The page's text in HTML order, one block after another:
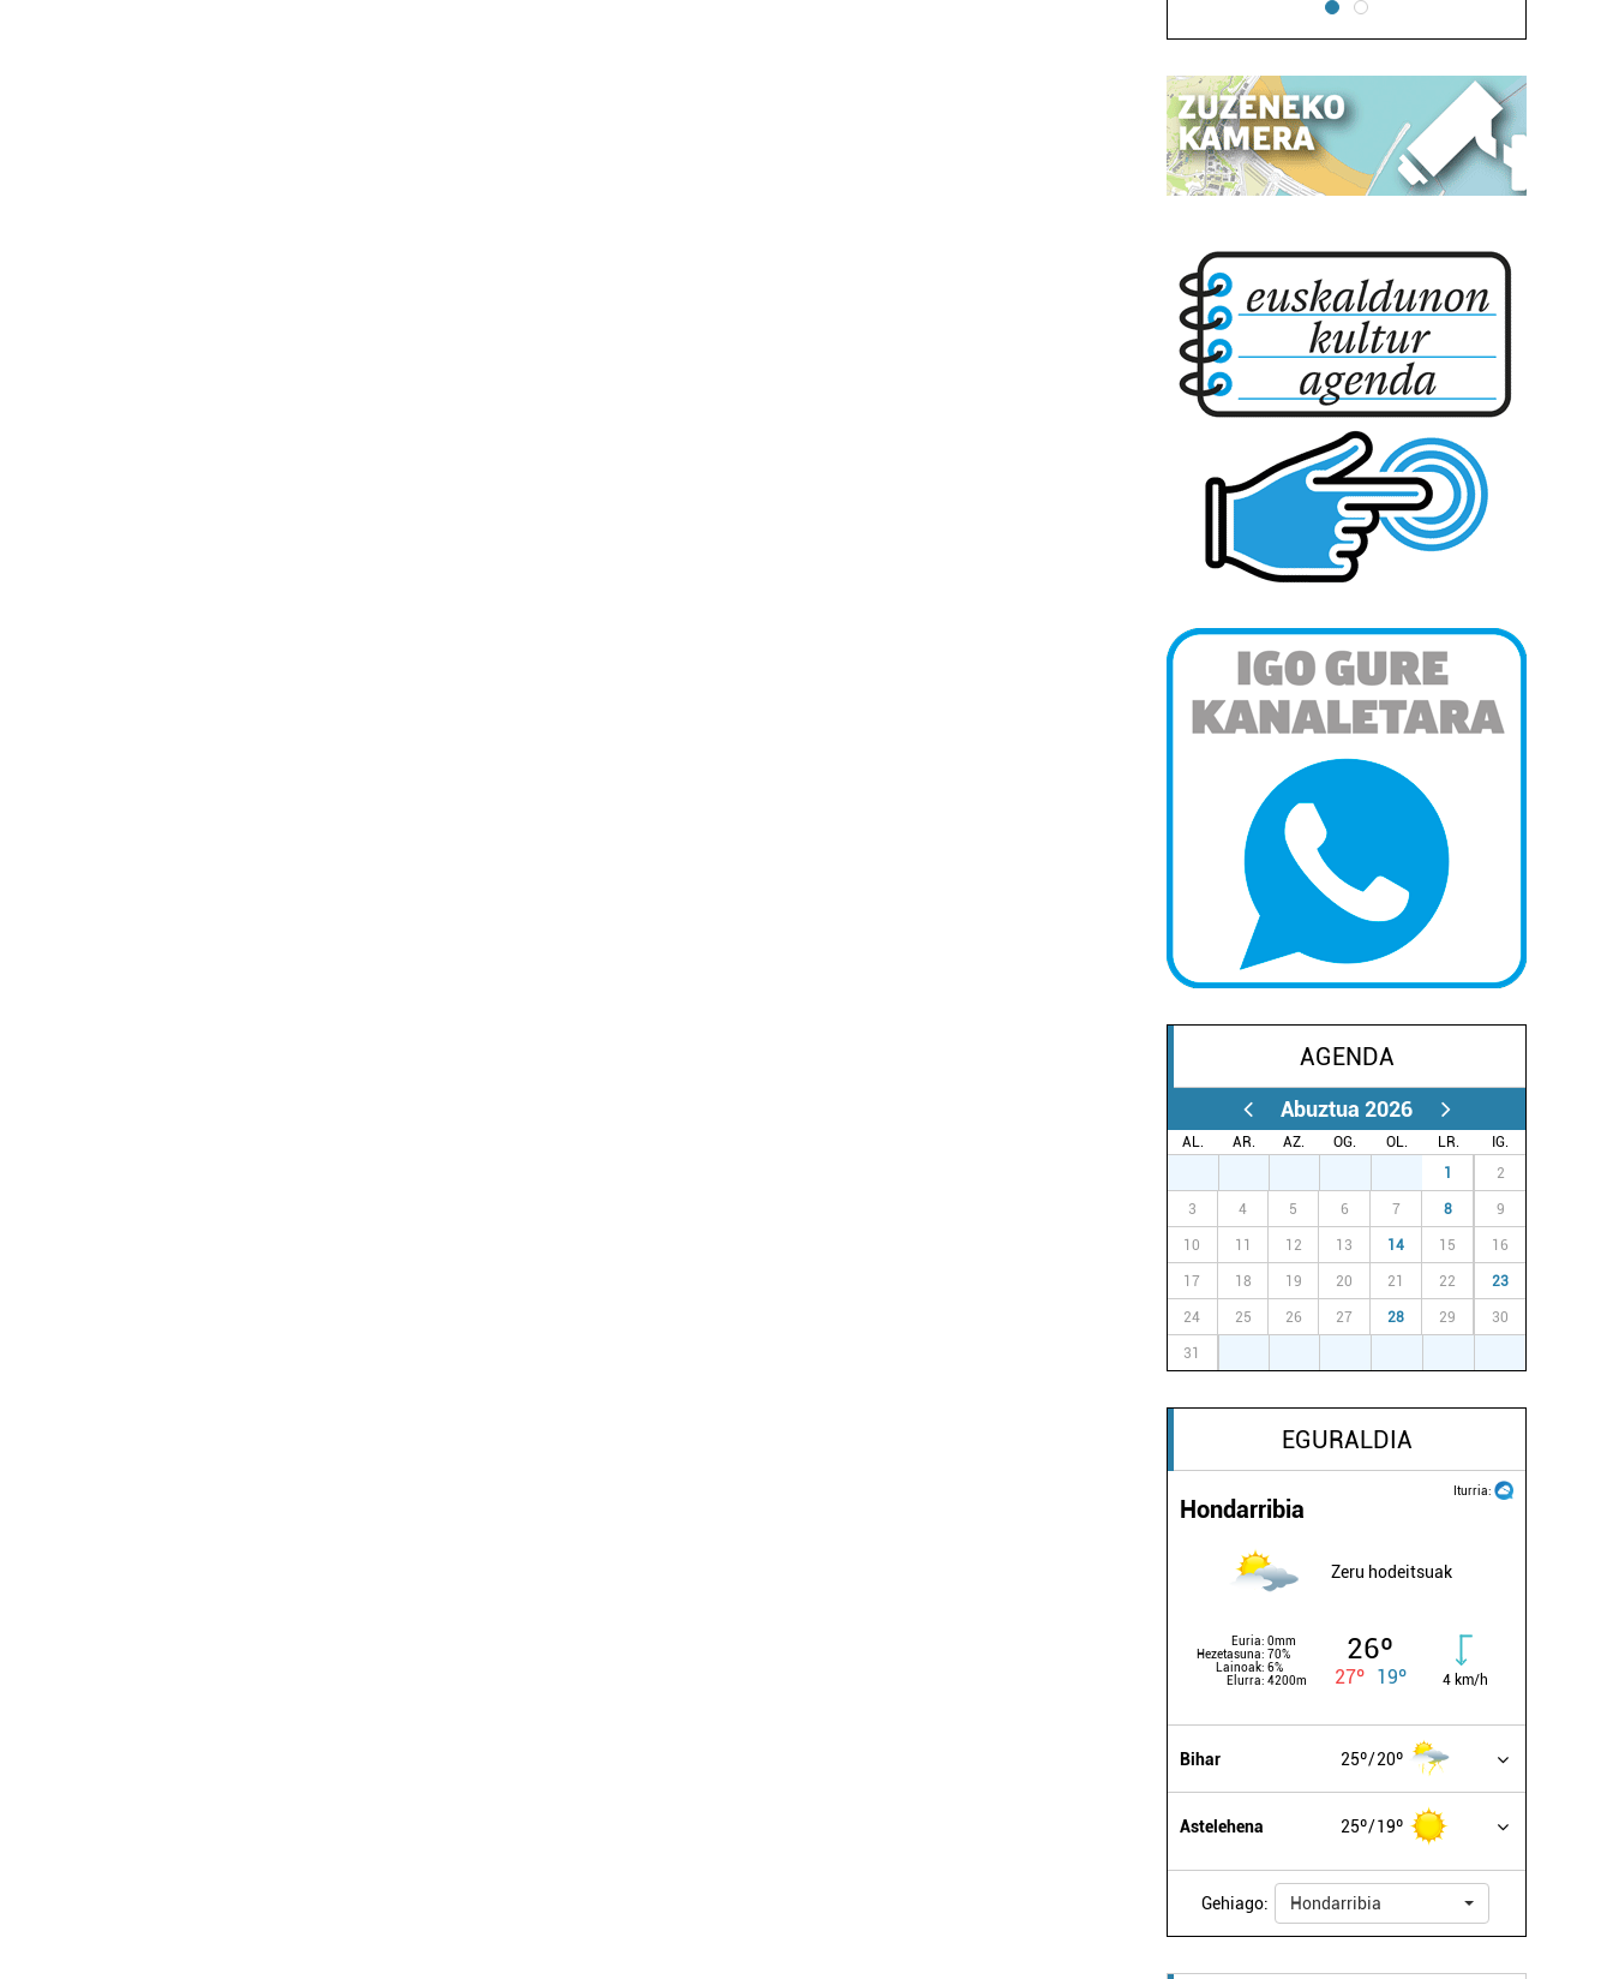
AGENDA
Abuztua 2026
AL. AR. AZ. OG. OL. LR.
IG.
1 2
3 4 5 6 7 8 9
10 11 12 13 14 15 16
17 18 19 20 21 22 23
24 25 26 27 28 29 30
31
EGURALDIA
Iturria:
Hondarribia
Zeru hodeitsuak
Euria: 0mm
Hezetasuna: 70%
Lainoak: 6%
Elurra: 4200m
26º
27º 19º 4 km/h
Bihar 25º 20º
Astelehena 25º 19º
Gehiago: Hondarribia